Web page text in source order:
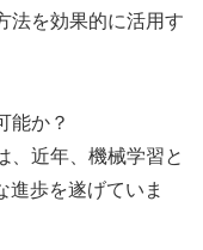
法を効果的に活用す
能か？
、近年、機械学習と
進歩を遂げていま